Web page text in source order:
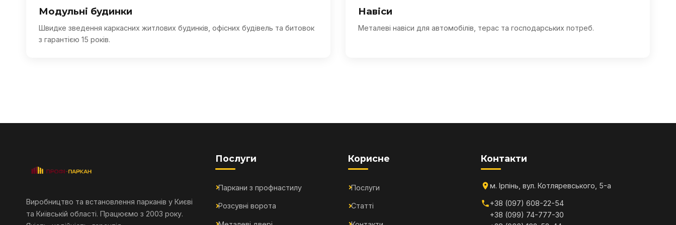
Модульні будинки
Швидке зведення каркасних житлових будинків, офісних будівель та битовок
з гарантією 15 років.
Навіси
Металеві навіси для автомобілів, терас та господарських потреб.
Виробництво та встановлення парканів у Києві
та Київській області. Працюємо з 2003 року.
Послуги
Паркани з профнастилу
Розсувні ворота
Корисне
Послуги
Статті
Контакти
м. Ірпінь, вул. Котляревського, 5-а
+38 (097) 608-22-54
+38 (099) 74-777-30